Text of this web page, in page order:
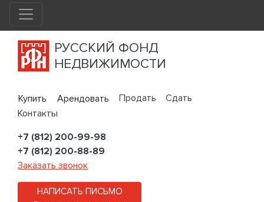
РУССКИЙ ФОНД
НЕДВИЖИМОСТИ
Купить Арендовать Продать
Сдать
Контакты
+7 (812) 200-99-98
+7 (812) 200-88-89
Заказать звонок
НАПИСАТЬ ПИСЬМО